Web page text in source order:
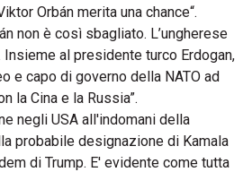
Orbán merita una chance“.
non è così sbagliato. L’ungherese
al presidente turco Erdogan,
e capo di governo della NATO ad
la Cina e la Russia”.
negli USA all'indomani della
probabile designazione di Kamala
di Trump. E' evidente come tutta